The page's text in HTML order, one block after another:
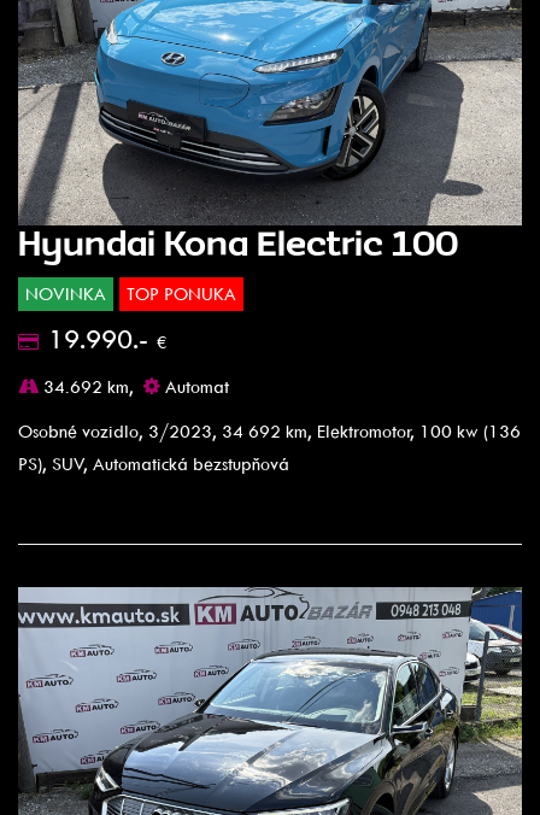
Hyundai Kona Electric 100
NOVINKA TOP PONUKA
19.990.- €
34.692 km,
Automat
Osobné vozidlo, 3/2023, 34 692 km, Elektromotor, 100 kw (136
PS), SUV, Automatická bezstupňová